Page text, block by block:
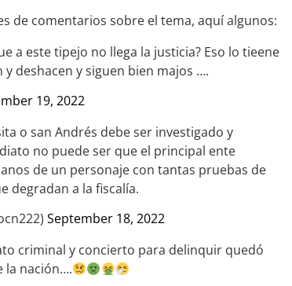
de comentarios sobre el tema, aquí algunos:
a este tipejo no llega la justicia? Eso lo tieene
deshacen y siguen bien majos ….
19, 2022
o san Andrés debe ser investigado y
no puede ser que el principal ente
de un personaje con tantas pruebas de
degradan a la fiscalía.
September 18, 2022
criminal y concierto para delinquir quedó
la nación….